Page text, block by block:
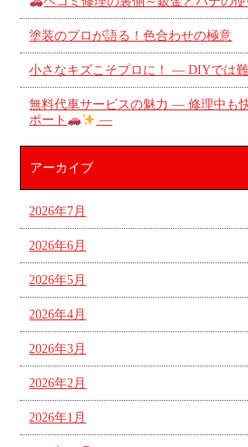
塗装のプロが語る！色合わせの極意
小さなキズこそプロに！ ― DIYでは
無料代車サービスの魅力 ― 修理中も
ポート
―
アーカイブ
2026年7月
2026年6月
2026年5月
2026年4月
2026年3月
2026年2月
2026年1月